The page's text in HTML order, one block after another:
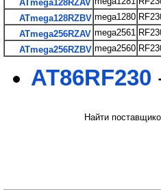
ATmega128RZAV
ATmega128RZBV mega1280
ATmega256RZAV mega2561
ATmega256RZBV mega2560
AT86RF230
Найти